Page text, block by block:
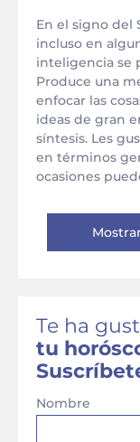
En el signo del
incluso en
inteligencia se
Produce una
enfocar las
ideas de gran
síntesis. Les
en términos
ocasiones
Te ha
tu
Nombre